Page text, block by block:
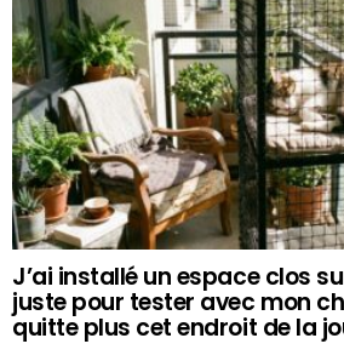
J’ai installé un espace clos
juste pour tester avec mon
quitte plus cet endroit de la